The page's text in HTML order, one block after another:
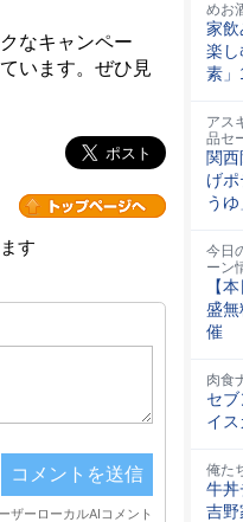
なキャンペー
います。ぜひ見
す
めお
家飲
楽し
素」
アス
品セ
関
げ
う
今日
ーン
【
盛無
催
肉食
セ
イ
俺た
牛丼
吉野